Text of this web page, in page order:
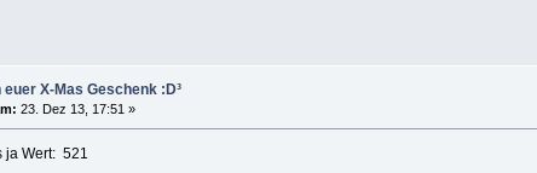
euer X-Mas Geschenk :D³
23. Dez 13, 17:51 »
ja Wert: 521